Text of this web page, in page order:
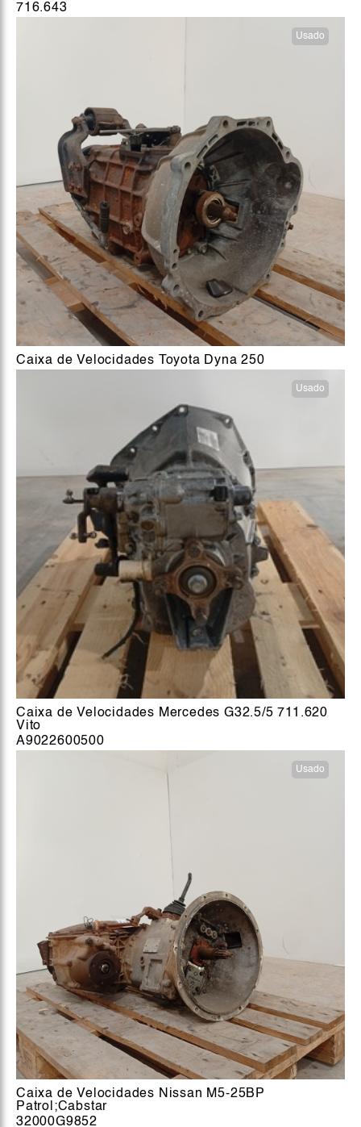
716.643
Usado
Caixa de Velocidades Toyota Dyna 250
Usado
Caixa de Velocidades Mercedes G32.5/5 711.620
Vito
A9022600500
Usado
Caixa de Velocidades Nissan M5-25BP
Patrol;Cabstar
32000G9852